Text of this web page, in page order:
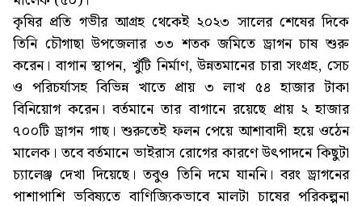
কৃষির প্রতি গভীর আগ্রহ থেকেই ২০২৩ সালের শেষের দিকে
তিনি চৌগাছা উপজেলার ৩৩ শতক জমিতে ড্রাগন চাষ শুরু
করেন। বাগান স্থাপন, খুঁটি নির্মাণ, উন্নতমানের চারা সংগ্রহ, সেচ
ও পরিচর্যাসহ বিভিন্ন খাতে প্রায় ৩ লাখ ৫৪ হাজার টাকা
বিনিয়োগ করেন। বর্তমানে তার বাগানে রয়েছে প্রায় ২ হাজার
৭০০টি ড্রাগন গাছ। শুরুতেই ফলন পেয়ে আশাবাদী হয়ে ওঠেন
মালেক। তবে বর্তমানে ভাইরাস রোগের কারণে উৎপাদনে কিছুটা
চ্যালেঞ্জ দেখা দিয়েছে। তবুও তিনি দমে যাননি। বরং ড্রাগনের
পাশাপাশি ভবিষ্যতে বাণিজ্যিকভাবে মালটা চাষের পরিকল্পনা